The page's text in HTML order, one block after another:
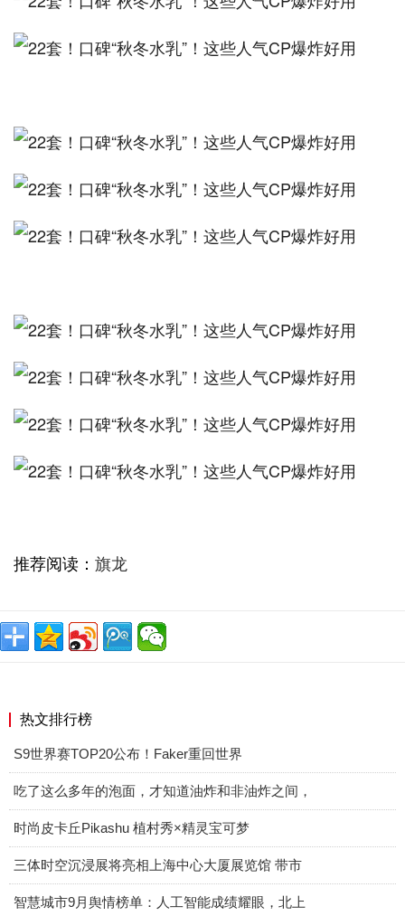
推荐阅读： 旗龙
热文排行榜
S9世界赛TOP20公布！Faker重回世界
吃了这么多年的泡面，才知道油炸和非油炸之间，
时尚皮卡丘Pikashu 植村秀×精灵宝可梦
三体时空沉浸展将亮相上海中心大厦展览馆 带市
智慧城市9月舆情榜单：人工智能成绩耀眼，北上